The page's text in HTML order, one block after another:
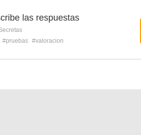
las respuestas
#pruebas #valoracion